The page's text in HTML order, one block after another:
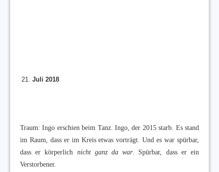
Juli 2018
Traum: Ingo erschien beim Tanz. Ingo, der 2015 starb. Es stand
im Raum, dass er im Kreis etwas vorträgt. Und es war spürbar,
dass er körperlich nicht ganz da war. Spürbar, dass er ein
Verstorbener.